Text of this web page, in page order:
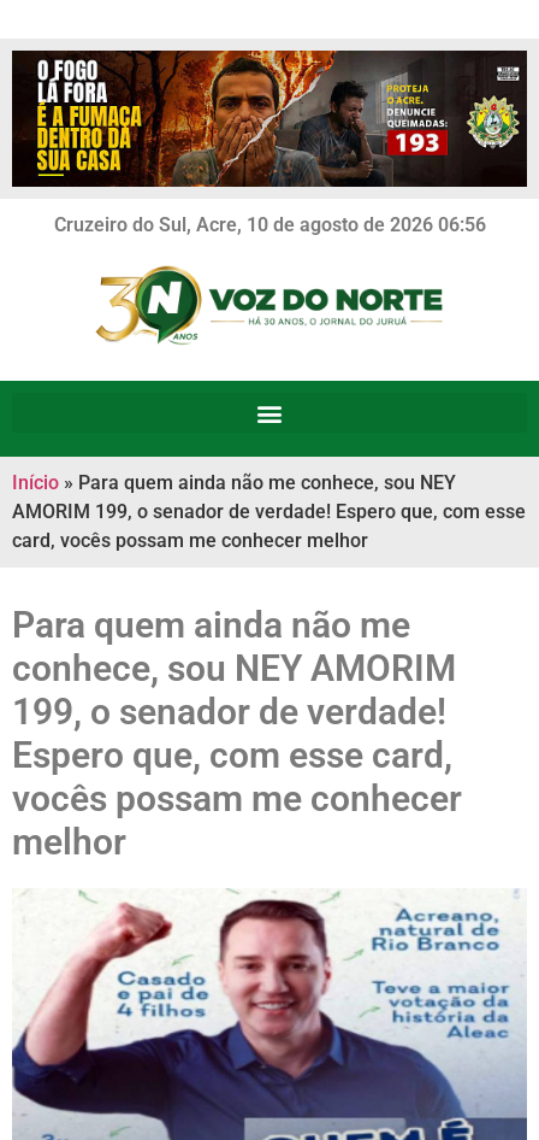
Cruzeiro do Sul, Acre, 10 de agosto de 2026 06:56
Início » Para quem ainda não me conhece, sou NEY
AMORIM 199, o senador de verdade! Espero que, com esse
card, vocês possam me conhecer melhor
Para quem ainda não me
conhece, sou NEY AMORIM
199, o senador de verdade!
Espero que, com esse card,
vocês possam me conhecer
melhor